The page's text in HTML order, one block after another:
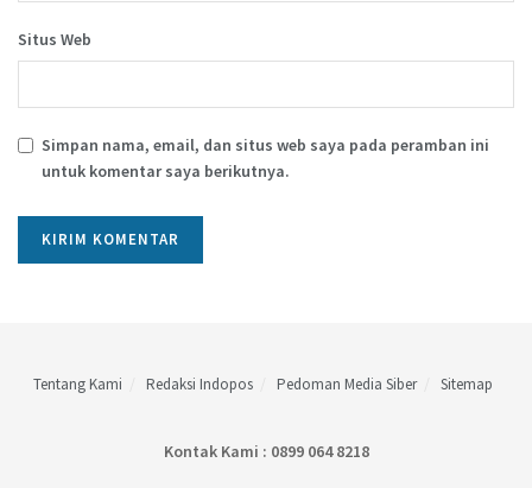
Situs Web
Simpan nama, email, dan situs web saya pada peramban ini
untuk komentar saya berikutnya.
Tentang Kami Redaksi Indopos Pedoman Media Siber Sitemap
Kontak Kami : 0899 064 8218